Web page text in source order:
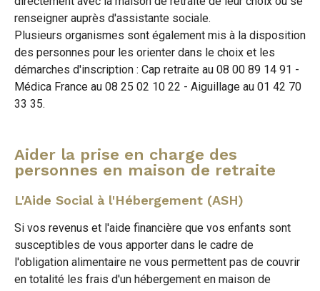
renseigner auprès d'assistante sociale.
Plusieurs organismes sont également mis à la disposition
des personnes pour les orienter dans le choix et les
démarches d'inscription : Cap retraite au 08 00 89 14 91 -
Médica France au 08 25 02 10 22 - Aiguillage au 01 42 70
33 35.
Aider la prise en charge des
personnes en maison de retraite
L'Aide Social à l'Hébergement (ASH)
Si vos revenus et l'aide financière que vos enfants sont
susceptibles de vous apporter dans le cadre de
l'obligation alimentaire ne vous permettent pas de couvrir
en totalité les frais d'un hébergement en maison de